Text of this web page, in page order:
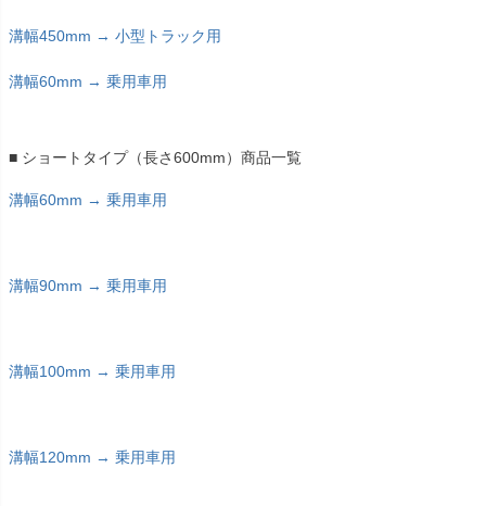
溝幅450mm → 小型トラック用
溝幅60mm → 乗用車用
■ ショートタイプ（長さ600mm）商品一覧
溝幅60mm → 乗用車用
溝幅90mm → 乗用車用
溝幅100mm → 乗用車用
溝幅120mm → 乗用車用